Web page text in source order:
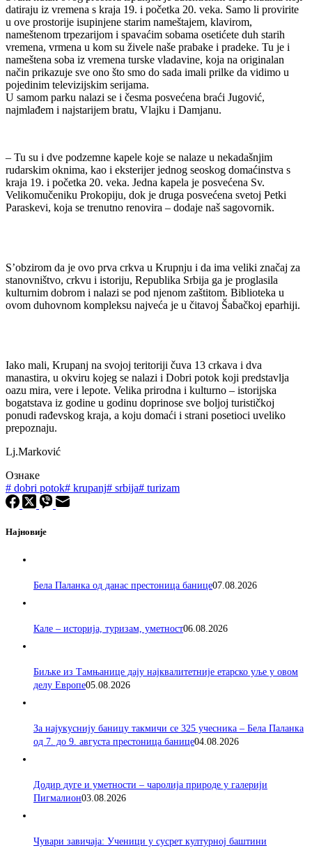
datiraju iz vremena s kraja 19. i početka 20. veka. Samo li provirite
u ove prostorije isupinjene starim nameštajem, klavirom,
nameštenom trpezarijom i spavaćim sobama osetićete duh starih
vremena, vrmena u kom su živele naše prabake i pradeke. Tu je i
nameštena soba iz vremena turske vladavine, koja na originalan
način prikazuje sve ono što smo do sada imali prilke da vidimo u
pojedinim televizijskim serijama.
U samom parku nalazi se i česma posvećena braći Jugović,
najmlađem i najstarijem bratu, Vlajku i Damjanu.
– Tu su i dve podzemne kapele koje se nalaze u nekadašnjim
rudarskim oknima, kao i eksterijer jednog seoskog domaćinstva s
kraja 19. i početka 20. veka. Jedna kapela je posvećena Sv.
Velikomučeniku Prokopiju, dok je druga posvećena svetoj Petki
Paraskevi, koja se trenutno renovira – dodaje naš sagovornik.
S’obzirom da je ovo prva crkva u Krupnju i da ima veliki značaj za
stanovništvo, crkvu i istoriju, Republika Srbija ga je proglasila
kulturnim dobrom i nalazi se pod njenom zaštitom. Biblioteka u
ovom duhovnom kompleksu najveća je u čitavoj Šabačkoj eparhiji.
Iako mali, Krupanj na svojoj teritoriji čuva 13 crkava i dva
manastira, u okviru kojeg se nalazi i Dobri potok koji predstavlja
oazu mira, vere i lepote. Velika prirodna i kulturno – istorijska
bogatstava iz godine u godinu doprinose sve boljoj turističkoj
ponudi rađevskog kraja, a koju domaći i strani posetioci uveliko
prepoznaju.
Lj.Marković
Ознаке
# dobri potok# krupanj# srbija# turizam
Најновије
Бела Паланка од данас престоница банице07.08.2026
Кале – историја, туризам, уметност06.08.2026
Биљке из Тамњанице дају најквалитетније етарско уље у овом
делу Европе05.08.2026
За најукуснију баницу такмичи се 325 учесника – Бела Паланка
од 7. до 9. августа престоница банице04.08.2026
Додир дуге и уметности – чаролија природе у галерији
Пигмалион03.08.2026
Чувари завичаја: Ученици у сусрет културној баштини